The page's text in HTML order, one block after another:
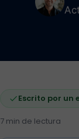
Escrito por un
7 min de lectura